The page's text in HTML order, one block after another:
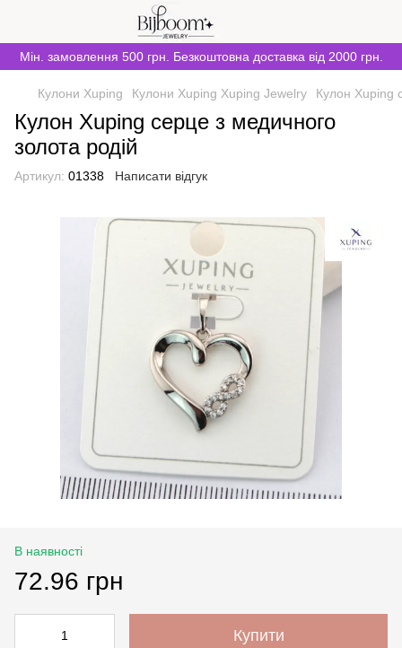
Мін. замовлення 500 грн. Безкоштовна доставка від 2000 грн.
Кулони Xuping Кулони Xuping Xuping Jewelry Кулон Xuping
Кулон Xuping серце з медичного
золота родій
Артикул: 01338 Написати відгук
В наявності
72.96 грн
Купити